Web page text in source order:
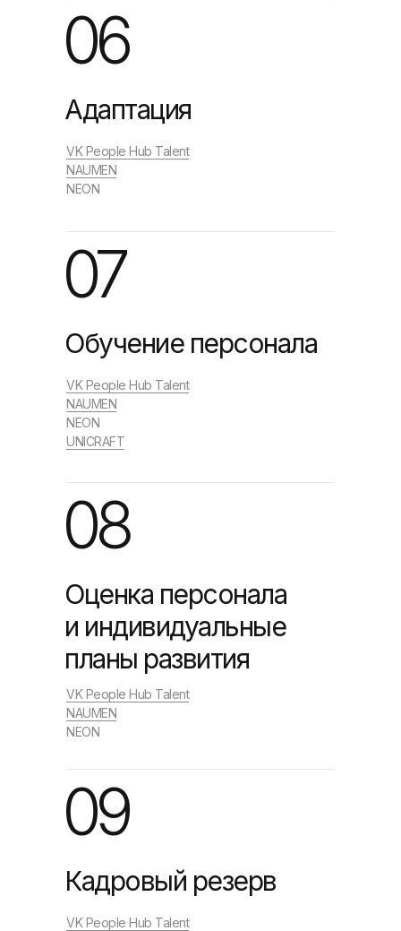
VK People Hub Talent
NAUMEN
NEON
Адаптация
06
VK People Hub Talent
NAUMEN
NEON
UNICRAFT
Обучение персонала
07
VK People Hub Talent
NAUMEN
NEON
Оценка персонала
и индивидуальные
планы развития
08
VK People Hub Talent
Кадровый резерв
09